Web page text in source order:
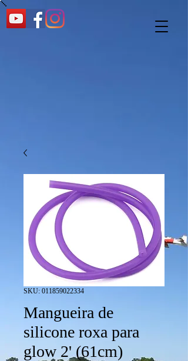
SKU: 011859022334
Mangueira de
silicone roxa para
glow 2' (61cm)